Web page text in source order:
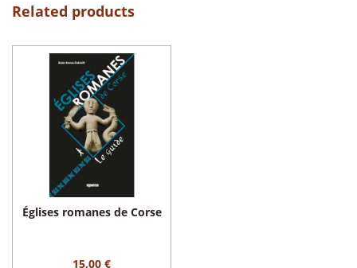
Related products
Églises romanes de Corse
15,00 €